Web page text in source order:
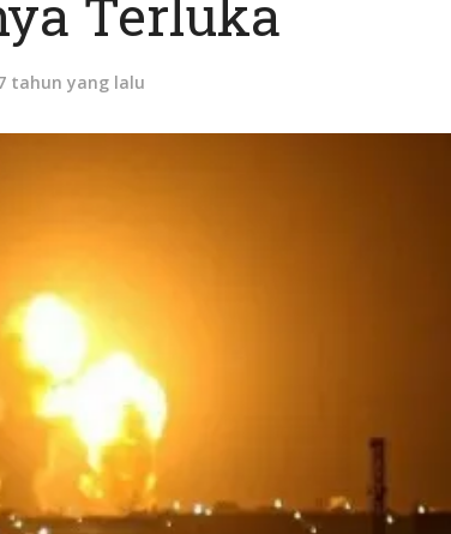
Terluka
tahun yang lalu